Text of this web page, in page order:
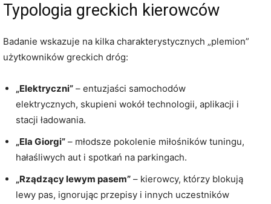
Typologia greckich kierowców
Badanie wskazuje na kilka charakterystycznych „plemion”
użytkowników greckich dróg:
„Elektryczni” – entuzjaści samochodów
elektrycznych, skupieni wokół technologii, aplikacji i
stacji ładowania.
„Ela Giorgi” – młodsze pokolenie miłośników tuningu,
hałaśliwych aut i spotkań na parkingach.
„Rządzący lewym pasem” – kierowcy, którzy blokują
lewy pas, ignorując przepisy i innych uczestników